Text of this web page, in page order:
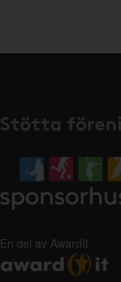
Stötta
En del av AwardIt